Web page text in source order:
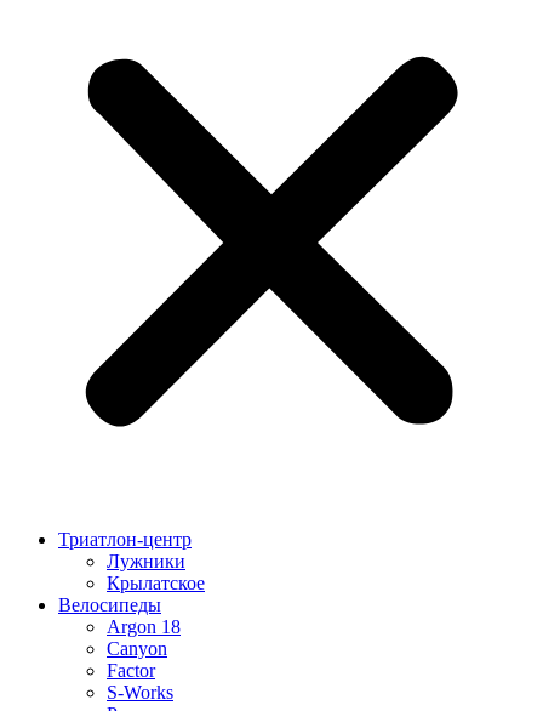
Триатлон-центр
Лужники
Крылатское
Велосипеды
Argon 18
Canyon
Factor
S-Works